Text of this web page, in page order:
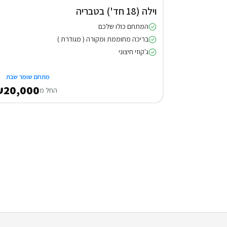
וילה (18 חד') בטבריה
המתחם כולו שלכם
בריכה מחוממת ומקורה ( מגודרת )
ג'קוזי חיצוני
מתחם שומר שבת
החל מ